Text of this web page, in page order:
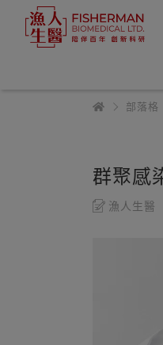
部落格
群聚感
漁人生醫